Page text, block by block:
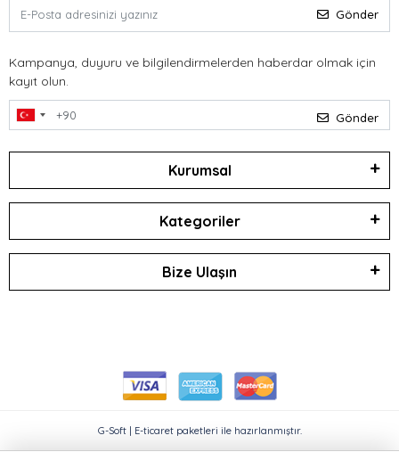
Gönder
Kampanya, duyuru ve bilgilendirmelerden haberdar olmak için
kayıt olun.
Gönder
Kurumsal
Kategoriler
Bize Ulaşın
G-Soft | E-ticaret paketleri ile hazırlanmıştır.